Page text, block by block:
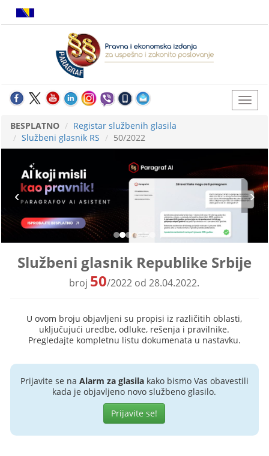
BESPLATNO
Registar službenih glasila
Službeni glasnik RS
50/2022
Službeni glasnik Republike Srbije
broj 50/2022 od 28.04.2022.
U ovom broju objavljeni su propisi iz različitih oblasti,
uključujući uredbe, odluke, rešenja i pravilnike.
Pregledajte kompletnu listu dokumenata u nastavku.
Prijavite se na Alarm za glasilakako bismo Vas obavestili
kada je objavljeno novo službeno glasilo.
Prijavite se!